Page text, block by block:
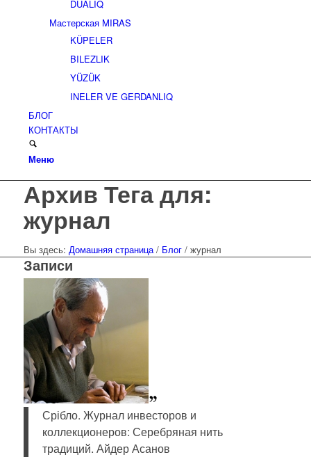
DUALIQ
Мастерская MIRAS
KÜPELER
BILEZLIK
YÜZÜK
INELER VE GERDANLIQ
БЛОГ
КОНТАКТЫ
Меню
Архив Тега для:
журнал
Вы здесь: Домашняя страница / Блог / журнал
Записи
Срібло. Журнал инвесторов и
коллекционеров: Серебряная нить
традиций. Айдер Асанов